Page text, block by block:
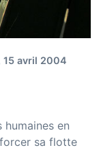
15 avril 2004
en
sa flotte